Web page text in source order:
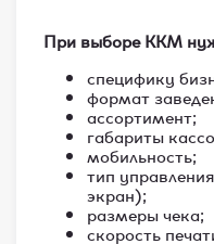
При выборе ККМ
специфику
формат
ассортимент;
габариты
мобильность;
тип
экран);
размеры чека;
скорость